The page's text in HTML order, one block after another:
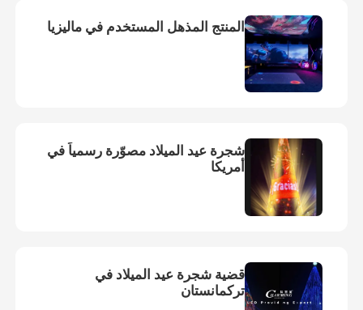
المنتج المذهل المستخدم في ماليزيا
شجرة عيد الميلاد مصوّرة رسمياً في
أمريكا
قضية شجرة عيد الميلاد في
تركمانستان